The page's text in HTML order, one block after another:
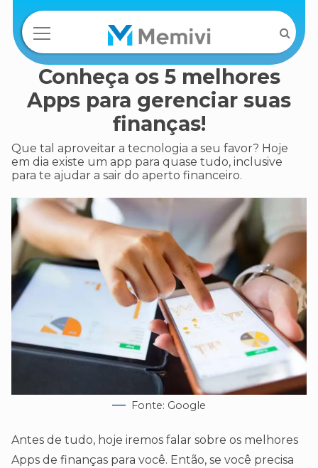
Conheça os 5 melhores
Apps para gerenciar suas
finanças!
Que tal aproveitar a tecnologia a seu favor? Hoje
em dia existe um app para quase tudo, inclusive
para te ajudar a sair do aperto financeiro.
Fonte: Google
Antes de tudo, hoje iremos falar sobre os melhores
Apps de finanças para você. Então, se você precisa